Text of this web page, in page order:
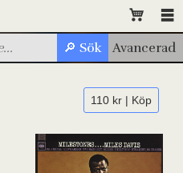
110 kr | Köp